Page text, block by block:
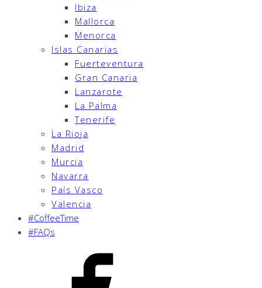
Ibiza
Mallorca
Menorca
Islas Canarias
Fuerteventura
Gran Canaria
Lanzarote
La Palma
Tenerife
La Rioja
Madrid
Murcia
Navarra
País Vasco
Valencia
#CoffeeTime
#FAQs